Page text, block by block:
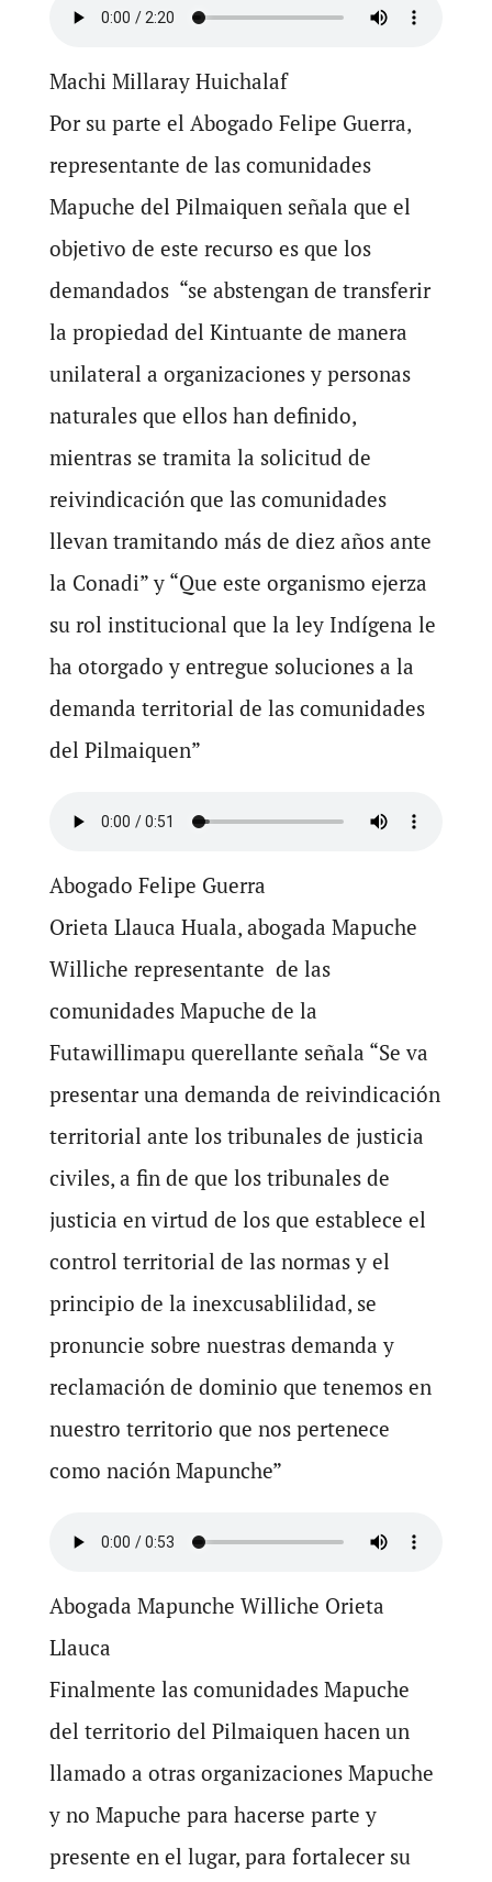
Machi Millaray Huichalaf
Por su parte el Abogado Felipe Guerra,
representante de las comunidades
Mapuche del Pilmaiquen señala que el
objetivo de este recurso es que los
demandados “se abstengan de transferir
la propiedad del Kintuante de manera
unilateral a organizaciones y personas
naturales que ellos han definido,
mientras se tramita la solicitud de
reivindicación que las comunidades
llevan tramitando más de diez años ante
la Conadi” y “Que este organismo ejerza
su rol institucional que la ley Indígena le
ha otorgado y entregue soluciones a la
demanda territorial de las comunidades
del Pilmaiquen”
Abogado Felipe Guerra
Orieta Llauca Huala, abogada Mapuche
Williche representante de las
comunidades Mapuche de la
Futawillimapu querellante señala “Se va
presentar una demanda de reivindicación
territorial ante los tribunales de justicia
civiles, a fin de que los tribunales de
justicia en virtud de los que establece el
control territorial de las normas y el
principio de la inexcusablilidad, se
pronuncie sobre nuestras demanda y
reclamación de dominio que tenemos en
nuestro territorio que nos pertenece
como nación Mapunche”
Abogada Mapunche Williche Orieta
Llauca
Finalmente las comunidades Mapuche
del territorio del Pilmaiquen hacen un
llamado a otras organizaciones Mapuche
y no Mapuche para hacerse parte y
presente en el lugar, para fortalecer su